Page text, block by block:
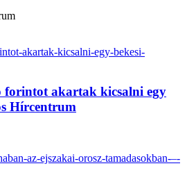
akartak kicsalni egy
Hírcentrum